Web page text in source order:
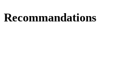
Recommandations